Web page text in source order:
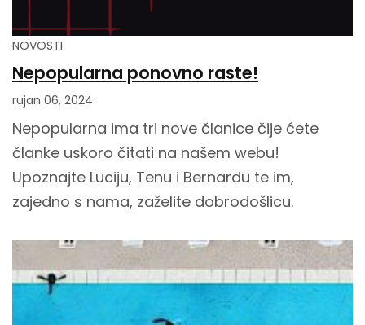
NOVOSTI
Nepopularna ponovno raste!
rujan 06, 2024
Nepopularna ima tri nove članice čije ćete
članke uskoro čitati na našem webu!
Upoznajte Luciju, Tenu i Bernardu te im,
zajedno s nama, zaželite dobrodošlicu.